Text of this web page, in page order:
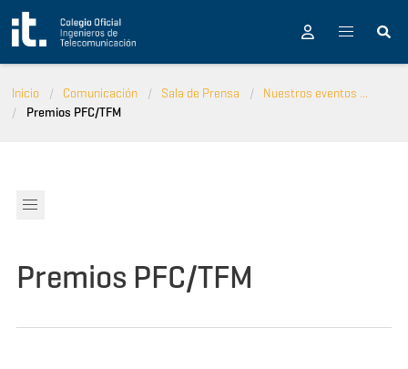
Pasar al contenido principal
Inicio Comunicación Sala de Prensa
Nuestros eventos ...
Premios PFC/TFM
Premios PFC/TFM